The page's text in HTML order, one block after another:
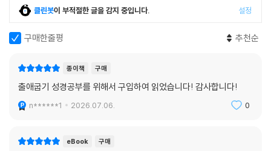
클린봇이 부적절한 글을 감지 중입니다. 설정
구매한줄평 추천순
종이책 구매
출애굽기 성경공부를 위해서 구입하여 읽었습니다! 감사합니다!
n******1 2026.07.06. 0
eBook 구매